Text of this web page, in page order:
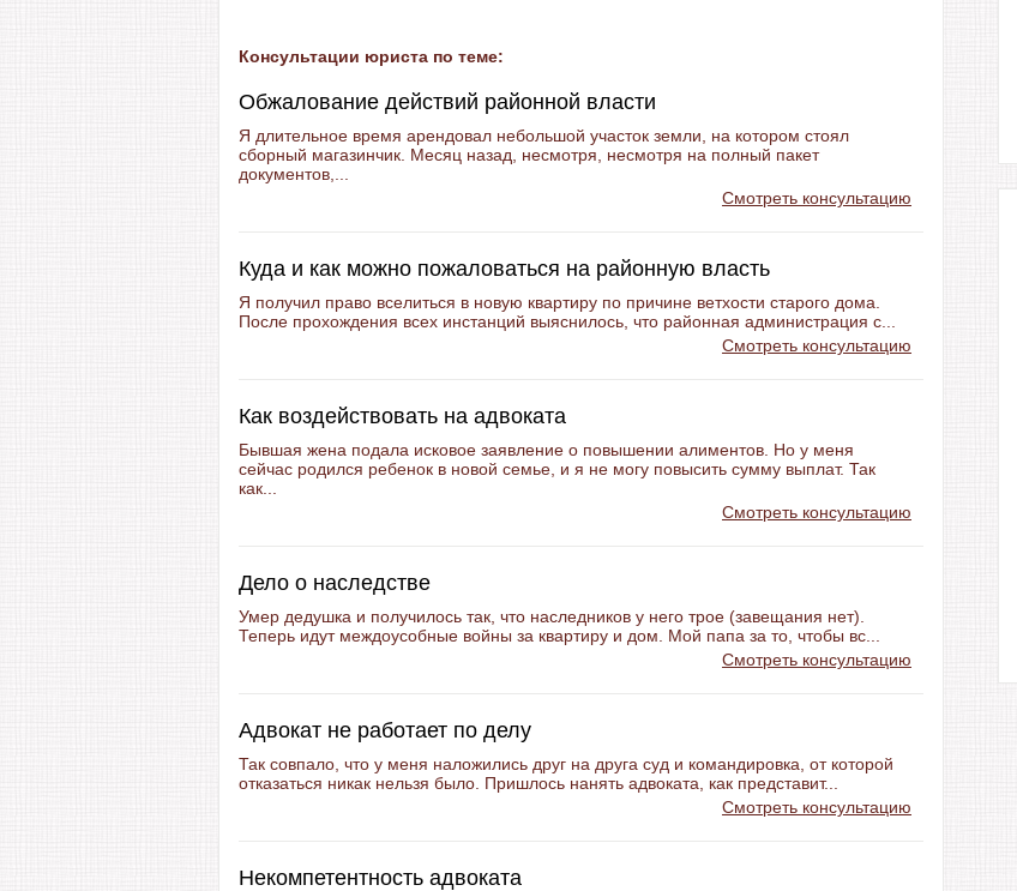
Консультации юриста по теме:
Обжалование действий районной власти
Я длительное время арендовал небольшой участок земли, на котором стоял
сборный магазинчик. Месяц назад, несмотря, несмотря на полный пакет
документов,...
Смотреть консультацию
Куда и как можно пожаловаться на районную власть
Я получил право вселиться в новую квартиру по причине ветхости старого дома.
После прохождения всех инстанций выяснилось, что районная администрация с...
Смотреть консультацию
Как воздействовать на адвоката
Бывшая жена подала исковое заявление о повышении алиментов. Но у меня
сейчас родился ребенок в новой семье, и я не могу повысить сумму выплат. Так
как...
Смотреть консультацию
Дело о наследстве
Умер дедушка и получилось так, что наследников у него трое (завещания нет).
Теперь идут междоусобные войны за квартиру и дом. Мой папа за то, чтобы вс...
Смотреть консультацию
Адвокат не работает по делу
Так совпало, что у меня наложились друг на друга суд и командировка, от которой
отказаться никак нельзя было. Пришлось нанять адвоката, как представит...
Смотреть консультацию
Некомпетентность адвоката